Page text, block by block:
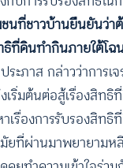
ชนที่ชาวบ้านยืนยันว่า
ธิที่ดินทำกินภายใต้โ
ะภาส กล่าวว่าการเ
ริ่มต้นต่อสู้เรื่องสิท
รื่องการรับรองสิท
ยที่ผ่านมาพยายามห